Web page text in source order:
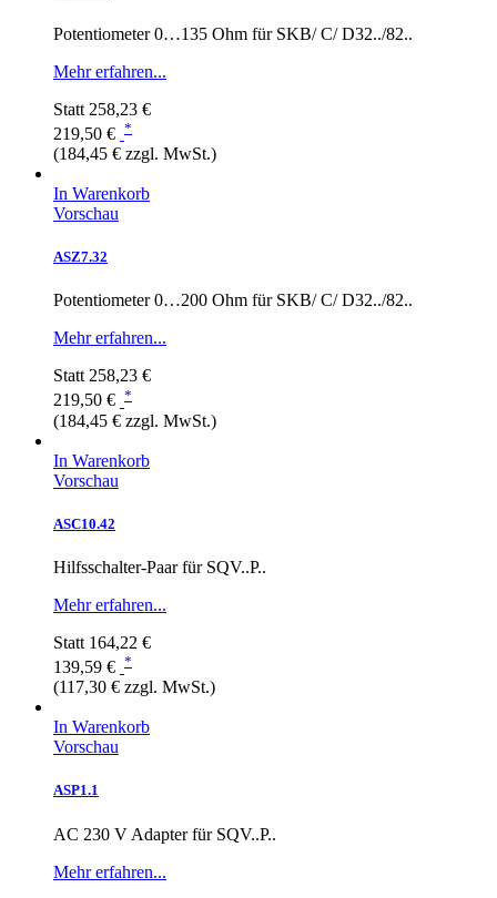
Potentiometer 0…135 Ohm für SKB/ C/ D32../82..
Mehr erfahren...
Statt 258,23 €
219,50 € *
(184,45 € zzgl. MwSt.)
In Warenkorb
Vorschau
ASZ7.32
Potentiometer 0…200 Ohm für SKB/ C/ D32../82..
Mehr erfahren...
Statt 258,23 €
219,50 € *
(184,45 € zzgl. MwSt.)
In Warenkorb
Vorschau
ASC10.42
Hilfsschalter-Paar für SQV..P..
Mehr erfahren...
Statt 164,22 €
139,59 € *
(117,30 € zzgl. MwSt.)
In Warenkorb
Vorschau
ASP1.1
AC 230 V Adapter für SQV..P..
Mehr erfahren...